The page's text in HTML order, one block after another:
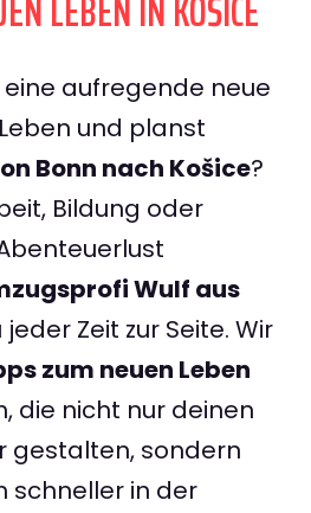
aufregende neue
und planst
Bonn nach Košice?
Bildung oder
Wulf aus
Zeit zur Seite. Wir
zum neuen Leben
die nicht nur deinen
gestalten, sondern
schneller in der